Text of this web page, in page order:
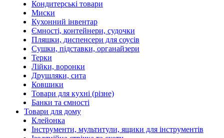
Кондитерські товари
Миски
Кухонний інвентар
Ємності, контейнери, судочки
Пляшки, диспенсери для соусів
Сушки, підставки, органайзери
Терки
Лійки, воронки
Друшляки, сита
Ковшики
Товари для кухні (різне)
Банки та ємності
Товари для дому
Клейонка
Інструменти, мультитули, ящики для інструментів